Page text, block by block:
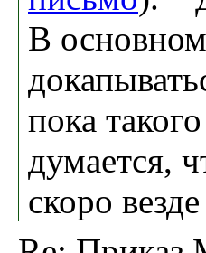
В
пока
думается,
скоро